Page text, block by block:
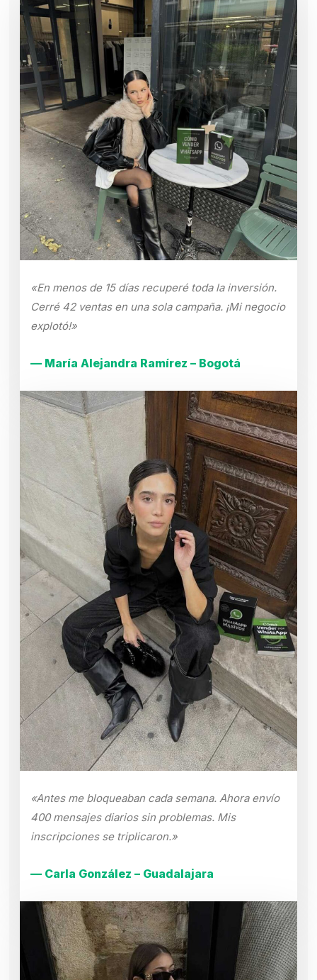
«En menos de 15 días recuperé toda la inversión.
Cerré 42 ventas en una sola campaña. ¡Mi negocio
explotó!»
— María Alejandra Ramírez – Bogotá
«Antes me bloqueaban cada semana. Ahora envío
400 mensajes diarios sin problemas. Mis
inscripciones se triplicaron.»
— Carla González – Guadalajara